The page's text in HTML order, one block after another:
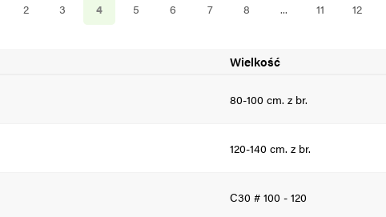
2 3 4 5 6 7 8 ... 11 12
Wielkość
80-100 cm. z br.
120-140 cm. z br.
C30 # 100 - 120